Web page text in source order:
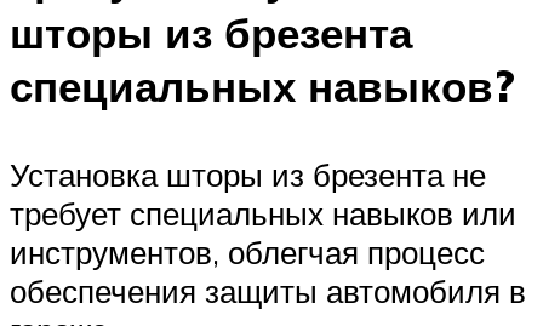
шторы из брезента
специальных навыков?
Установка шторы из брезента не
требует специальных навыков или
инструментов, облегчая процесс
обеспечения защиты автомобиля в